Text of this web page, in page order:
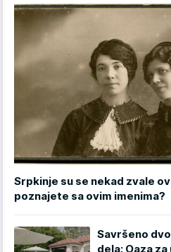
Srpkinje su se nekad zvale
poznajete sa ovim imenima?
Savršeno
dela: Oaza